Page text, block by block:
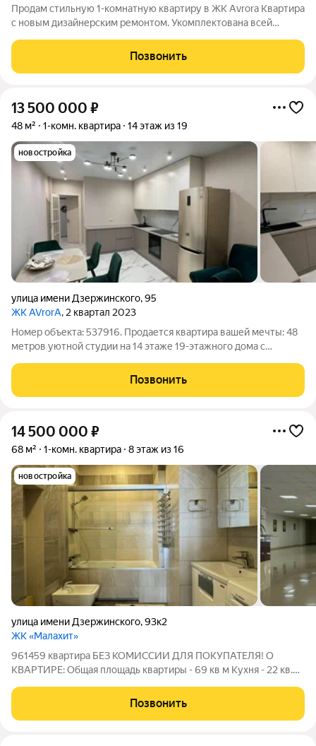
Продам стильную 1-комнатную квартиру в ЖК Avrora Квартира
с новым дизайнерским ремонтом. Укомплектована всей
гостиной и панорамным остеклением, комнатой с двумя
спальными местами и полноценной
Позвонить
13 500 000 ₽
48 м² 1-комн. квартира 14 этаж из 19
новостройка
улица имени Дзержинского,95
ЖК AVrorA, 2 квартал 2023
Номер объекта: 537916. Продается квартира вашей мечты: 48
метров уютной студии на 14 этаже 19-этажного дома с
немедленному заселению. Это модный и презентабельный
вариант, который идеально подойдет для
Позвонить
14 500 000 ₽
68 м² 1-комн. квартира 8 этаж из 16
новостройка
улица имени Дзержинского,93к2
ЖК «Малахит»
961459 квартира БЕЗ КОМИССИИ ДЛЯ ПОКУПАТЕЛЯ! О
КВАРТИРЕ: Общая площадь квартиры - 69 кв м Кухня - 22 кв.м,
проживания. О ДОМЕ: Жилой Комплекс - , расположенный по
адресу: улица - Район ФМР,
Позвонить